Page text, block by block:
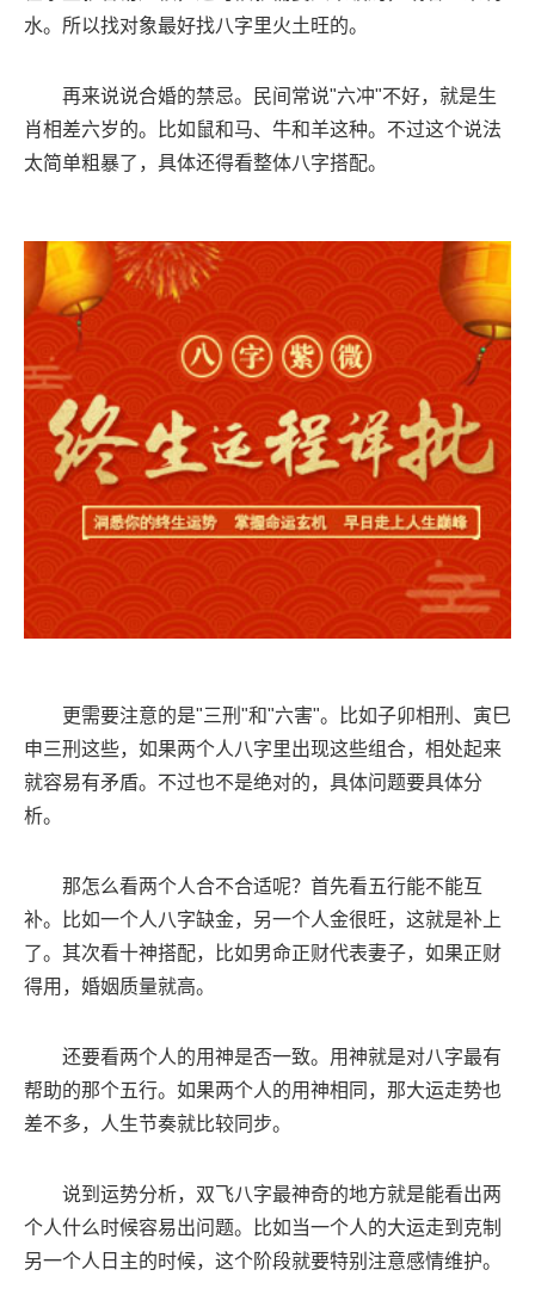
水。所以找对象最好找八字里火土旺的。
再来说说合婚的禁忌。民间常说"六冲"不好，就是生
肖相差六岁的。比如鼠和马、牛和羊这种。不过这个说法
太简单粗暴了，具体还得看整体八字搭配。
更需要注意的是"三刑"和"六害"。比如子卯相刑、寅巳
申三刑这些，如果两个人八字里出现这些组合，相处起来
就容易有矛盾。不过也不是绝对的，具体问题要具体分
析。
那怎么看两个人合不合适呢？首先看五行能不能互
补。比如一个人八字缺金，另一个人金很旺，这就是补上
了。其次看十神搭配，比如男命正财代表妻子，如果正财
得用，婚姻质量就高。
还要看两个人的用神是否一致。用神就是对八字最有
帮助的那个五行。如果两个人的用神相同，那大运走势也
差不多，人生节奏就比较同步。
说到运势分析，双飞八字最神奇的地方就是能看出两
个人什么时候容易出问题。比如当一个人的大运走到克制
另一个人日主的时候，这个阶段就要特别注意感情维护。